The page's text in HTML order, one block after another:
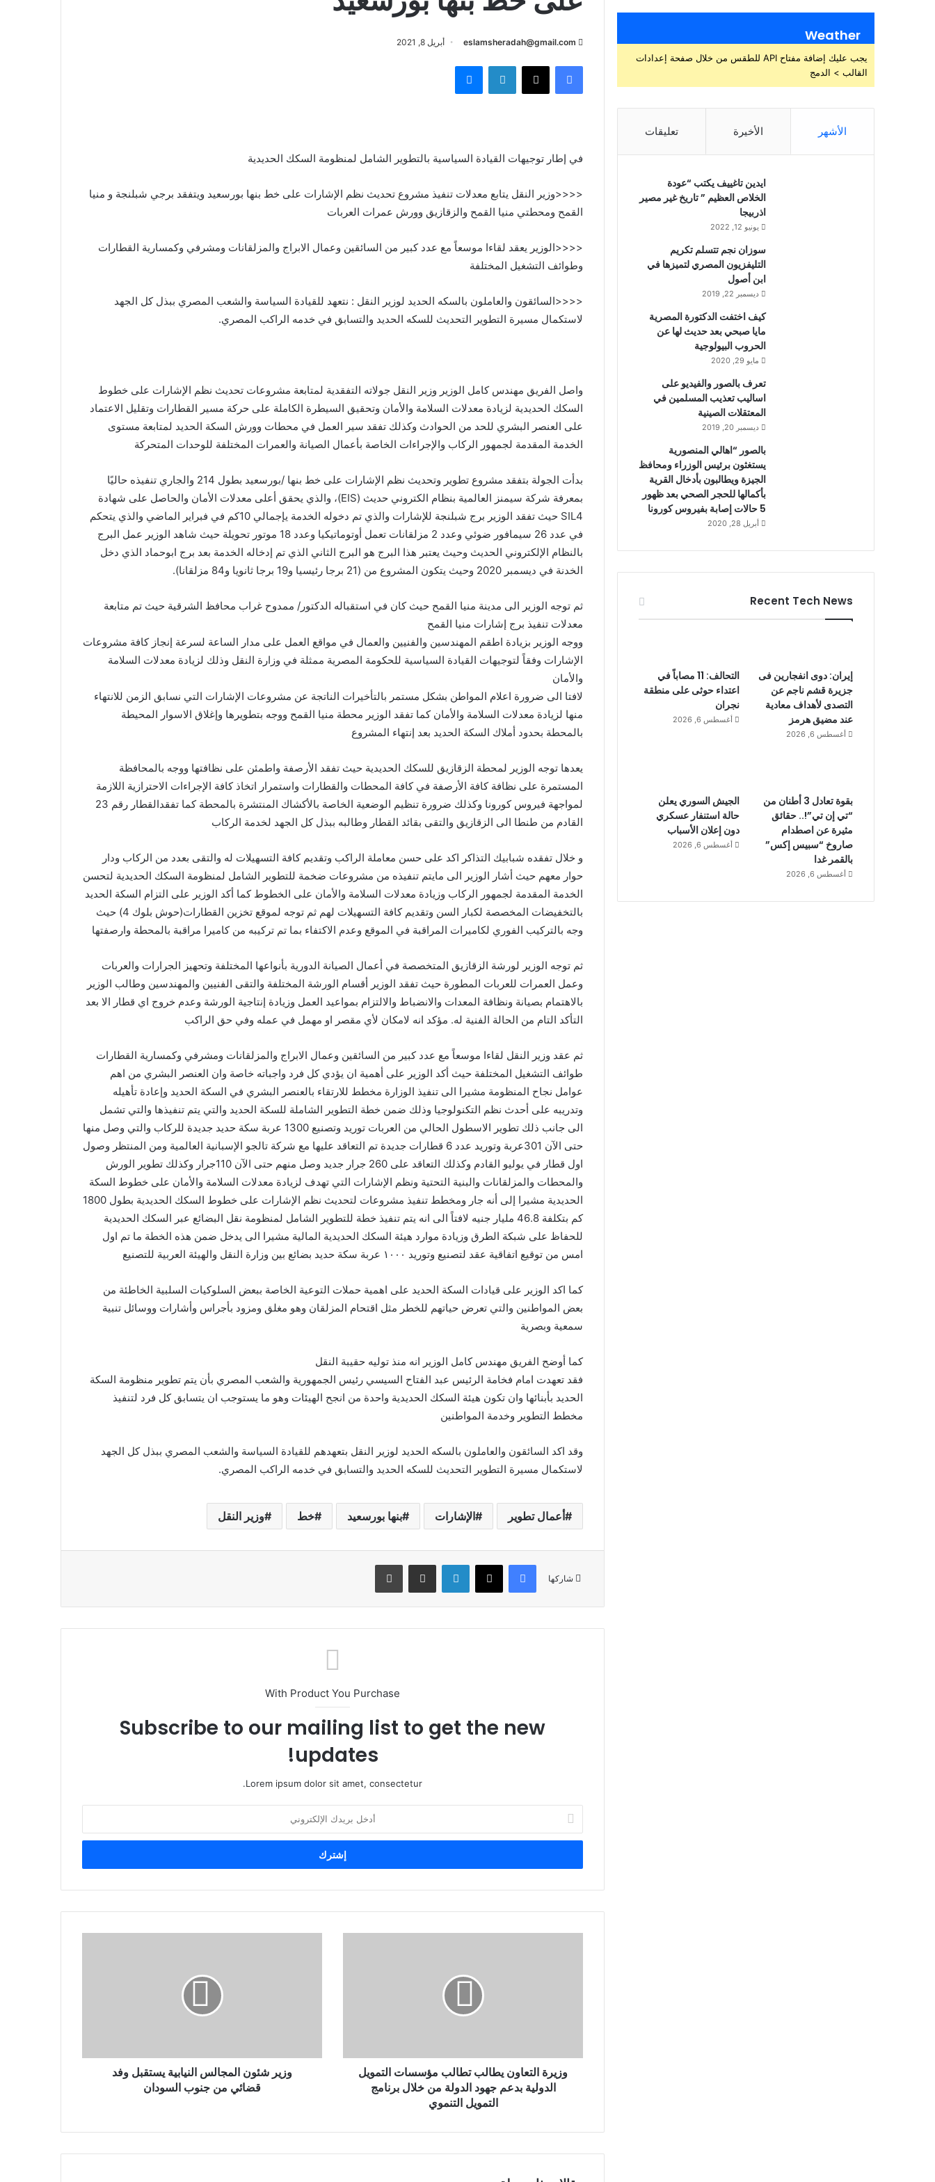
eslamsheradah@gmail.com أبريل 8, 2021
فيسبوك لينكدإن
في إطار توجيهات القيادة السياسية بالتطوير الشامل لمنظومة السكك الحديدية
<<<<وزير النقل يتابع معدلات تنفيذ مشروع تحديث نظم الإشارات على خط بنها بورسعيد ويتفقد برجي شبلنجة و منيا
القمح ومحطتي منيا القمح والزقازيق وورش عمرات العربات
<<<<الوزير يعقد لقاءا موسعاً مع عدد كبير من السائقين وعمال الابراج والمزلقانات ومشرفي وكمسارية القطارات
وطوائف التشغيل المختلفة
<<<<السائقون والعاملون بالسكه الحديد لوزير النقل : نتعهد للقيادة السياسة والشعب المصري ببذل كل الجهد
لاستكمال مسيرة التطوير التحديث للسكه الحديد والتسابق في خدمه الراكب المصري.
واصل الفريق مهندس كامل الوزير وزير النقل جولاته التفقدية لمتابعة مشروعات تحديث نظم الإشارات على خطوط
السكك الحديدية لزيادة معدلات السلامة والأمان وتحقيق السيطرة الكاملة على حركة مسير القطارات وتقليل الاعتماد
على العنصر البشري للحد من الحوادث وكذلك تفقد سير العمل في محطات وورش السكة الحديد لمتابعة مستوى
الخدمة المقدمة لجمهور الركاب والإجراءات الخاصة بأعمال الصيانة والعمرات المختلفة للوحدات المتحركة
بدأت الجولة بتفقد مشروع تطوير وتحديث نظم الإشارات على خط بنها /بورسعيد بطول 214 والجاري تنفيذه حاليًا
بمعرفة شركة سيمنز العالمية بنظام الكتروني حديث (EIS)، والذي يحقق أعلى معدلات الأمان والحاصل على شهادة
SIL4 حيث تفقد الوزير برج شبلنجة للإشارات والذي تم دخوله الخدمة يإجمالي 10كم في فبراير الماضي والذي يتحكم
في عدد 26 سيمافور ضوئي وعدد 2 مزلقانات تعمل أوتوماتيكيا وعدد 18 موتور تحويلة حيث شاهد الوزير عمل البرج
بالنظام الإلكتروني الحديث وحيث يعتبر هذا البرج هو البرج الثاني الذي تم إدخاله الخدمة بعد برج ابوحماد الذي دخل
الخدنة في ديسمبر 2020 وحيث يتكون المشروع من (21 برجا رئيسيا و19 برجا ثانويا و84 مزلقانا).
ثم توجه الوزير الى مدينة منيا القمح حيث كان في استقباله الدكتور/ ممدوح غراب محافظ الشرقية حيث تم متابعة
معدلات تنفيذ برج إشارات منيا القمح
ووجه الوزير بزيادة اطقم المهندسين والفنيين والعمال في مواقع العمل على مدار الساعة لسرعة إنجاز كافة مشروعات
الإشارات وفقاً لتوجيهات القيادة السياسية للحكومة المصرية ممثلة في وزارة النقل وذلك لزيادة معدلات السلامة
والأمان
لافتا الى ضرورة اعلام المواطن بشكل مستمر بالتأخيرات الناتجة عن مشروعات الإشارات التي نسابق الزمن للانتهاء
منها لزيادة معدلات السلامة والأمان كما تفقد الوزير محطة منيا القمح ووجه بتطويرها وإغلاق الاسوار المحيطة
بالمحطة بحدود أملاك السكة الحديد بعد إنتهاء المشروع
يعدها توجه الوزير لمحطة الزقازيق للسكك الحديدية حيث تفقد الأرصفة واطمئن على نظافتها ووجه بالمحافظة
المستمرة على نظافة كافة الأرصفة في كافة المحطات والقطارات واستمرار اتخاذ كافة الإجراءات الاحترازية اللازمة
لمواجهة فيروس كورونا وكذلك ضرورة تنظيم الوضعية الخاصة بالأكشاك المنتشرة بالمحطة كما تفقدالقطار رقم 23
القادم من طنطا الى الزقازيق والتقى بقائد القطار وطالبه ببذل كل الجهد لخدمة الركاب
و خلال تفقده شبابيك التذاكر اكد على حسن معاملة الراكب وتقديم كافة التسهيلات له والتقى بعدد من الركاب ودار
حوار معهم حيث أشار الوزير الى مايتم تنفيذه من مشروعات ضخمة للتطوير الشامل لمنظومة السكك الحديدية لتحسن
الخدمة المقدمة لجمهور الركاب وزيادة معدلات السلامة والأمان على الخطوط كما أكد الوزير على التزام السكة الحديد
بالتخفيضات المخصصة لكبار السن وتقديم كافة التسهيلات لهم ثم توجه لموقع تخزين القطارات(حوش بلوك 4) حيث
وجه بالتركيب الفوري لكاميرات المراقبة في الموقع وعدم الاكتفاء بما تم تركيبه من كاميرا مراقبة بالمحطة وارصفتها
ثم توجه الوزير لورشة الزقازيق المتخصصة في أعمال الصيانة الدورية بأنواعها المختلفة وتحهيز الجرارات والعربات
وعمل العمرات للعربات المطورة حيث تفقد الوزير أقسام الورشة المختلفة والتقى الفنيين والمهندسين وطالب الوزير
بالاهتمام بصيانة ونظافة المعدات والانضباط والالتزام بمواعيد العمل وزيادة إنتاجية الورشة وعدم خروج اي قطار الا بعد
التأكد التام من الحالة الفنية له. مؤكد انه لامكان لأي مقصر او مهمل في عمله وفي حق الراكب
ثم عقد وزير النقل لقاءا موسعاً مع عدد كبير من السائقين وعمال الابراج والمزلقانات ومشرفي وكمسارية القطارات
طوائف التشغيل المختلفة حيث أكد الوزير على أهمية ان يؤدي كل فرد واجباته خاصة وان العنصر البشري من اهم
عوامل نجاح المنظومة مشيرا الى تنفيذ الوزارة مخطط للارتقاء بالعنصر البشري في السكة الحديد وإعادة تأهيله
وتدريبه على أحدث نظم التكنولوجيا وذلك ضمن خطة التطوير الشاملة للسكة الحديد والتي يتم تنفيذها والتي تشمل
الى جانب ذلك تطوير الاسطول الحالي من العربات توريد وتصنيع 1300 عربة سكة حديد جديدة للركاب والتي وصل منها
حتى الآن 301عربة وتوريد عدد 6 قطارات جديدة تم التعاقد عليها مع شركة تالجو الإسبانية العالمية ومن المنتظر وصول
اول قطار في يوليو القادم وكذلك التعاقد على 260 جرار جديد وصل منهم حتى الآن 110جرار وكذلك تطوير الورش
والمحطات والمزلقانات والبنية التحتية ونظم الإشارات التي تهدف لزيادة معدلات السلامة والأمان على خطوط السكة
الحديدية مشيرا إلى أنه جار ومخطط تنفيذ مشروعات لتحديث نظم الإشارات على خطوط السكك الحديدية بطول 1800
كم بتكلفة 46.8 مليار جنيه لافتاً الى انه يتم تنفيذ خطة للتطوير الشامل لمنظومة نقل البضائع عبر السكك الحديدية
للحفاظ على شبكة الطرق وزيادة موارد هيئة السكك الحديدية المالية مشيرا الى يدخل ضمن هذه الخطة ما تم اول
امس من توقيع اتفاقية عقد لتصنيع وتوريد ١٠٠٠ عربة سكة حديد بضائع بين وزارة النقل والهيئة العربية للتصنيع
كما اكد الوزير على قيادات السكة الحديد على اهمية حملات التوعية الخاصة ببعض السلوكيات السلبية الخاطئة من
بعض المواطنين والتي تعرض حياتهم للخطر مثل اقتحام المزلقان وهو مغلق ومزود بأجراس وأشارات ووسائل تنبية
سمعية وبصرية
كما أوضح الفريق مهندس كامل الوزير انه منذ توليه حقيبة النقل
فقد تعهدت امام فخامة الرئيس عبد الفتاح السيسي رئيس الجمهورية والشعب المصري بأن يتم تطوير منظومة السكة
الحديد بأبنائها وان تكون هيئة السكك الحديدية واحدة من انجح الهيئات وهو ما يستوجب ان يتسابق كل فرد لتنفيذ
مخطط التطوير وخدمة المواطنين
وقد اكد السائقون والعاملون بالسكه الحديد لوزير النقل بتعهدهم للقيادة السياسة والشعب المصري ببذل كل الجهد
لاستكمال مسيرة التطوير التحديث للسكه الحديد والتسابق في خدمه الراكب المصري.
أعمال تطوير الإشارات بنها بورسعيد خط وزير النقل
شاركها
فيسبوك لينكدإن
With Product You Purchase
Subscribe to our mailing list to get the new
updates!
Lorem ipsum dolor sit amet, consectetur.
خ
ب
د
ن
وزيرة التعاون يطالب تطالب مؤسسات التمويل
الدولية بدعم جهود الدولة من خلال برنامج
التمويل التنموي
وزير شئون المجالس النيابية يستقبل وفد
قضائي من جنوب السودان
Weather
يجب عليك إضافة مفتاح API للطقس من خلال صفحة إعدادات
القالب > الدمج
الأشهر الأخيرة تعليقات
ايدين تاغييف يكتب “عودة
الخلاص العظيم ” تاريخ غير مصير
اذربيجا
يونيو 12, 2022
سوزان نجم تتسلم تكريم
التليفزيون المصري لتميزها في
ابن أصول
ديسمبر 22, 2019
كيف اختفت الدكتورة المصرية
مايا صبحي بعد حديث لها عن
الحروب البيولوجية
مايو 29, 2020
تعرف بالصور والفيديو على
اساليب تعذيب المسلمين في
المعتقلات الصينية
ديسمبر 20, 2019
بالصور “اهالي المنصورية
يستغثون برئيس الوزراء ومحافظ
الجيزة ويطالبون بأدخال القرية
بأكمالها للحجر الصحي بعد ظهور
5 حالات إصابة بفيروس كورونا
أبريل 28, 2020
Recent Tech News
إيران: دوى انفجارين فى
جزيرة قشم ناجم عن
التصدى لأهداف معادية
عند مضيق هرمز
أغسطس 6, 2026
التحالف: 11 مصاباً في
اعتداء حوثى على منطقة
نجران
أغسطس 6, 2026
بقوة تعادل 3 أطنان من
“تي إن تي”!.. حقائق
مثيرة عن اصطدام
صاروخ “سبيس إكس”
بالقمر غدا
أغسطس 6, 2026
الجيش السوري يعلن
حالة استنفار عسكري
دون إعلان الأسباب
أغسطس 6, 2026